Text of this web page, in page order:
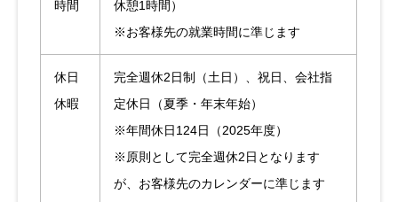
時間
休憩1時間）
※お客様先の就業時間に準じます
休日
休暇
完全週休2日制（土日）、祝日、会社指
定休日（夏季・年末年始）
※年間休日124日（2025年度）
※原則として完全週休2日となります
が、お客様先のカレンダーに準じます